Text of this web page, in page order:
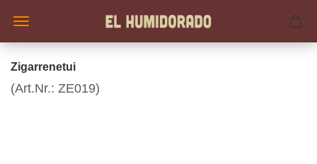
Zigarrenetui
(Art.Nr.: ZE019)